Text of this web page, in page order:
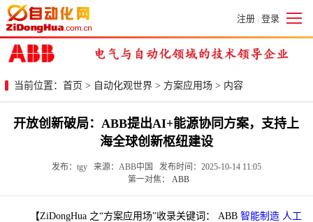
注册 | 登录
当前位置： 首页 > 自动化观世界 > 方案应用场 > 内容
开放创新破局：ABB提出AI+能源协同方案，支持上
海全球创新枢纽建设
发布：tgy 来源：ABB中国 发布时间：2025-10-14 11:05
第一对焦： ABB
【ZiDongHua 之“方案应用场”收录关键词： ABB智能制造 人工